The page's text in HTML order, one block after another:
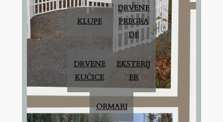
KLUPE
DRVENE
PREGRA
DE
DRVENE
KUĆICE
EKSTERIJ
ER
ORMARI